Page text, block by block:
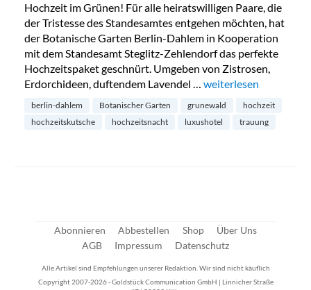
Hochzeit im Grünen! Für alle heiratswilligen Paare, die
der Tristesse des Standesamtes entgehen möchten, hat
der Botanische Garten Berlin-Dahlem in Kooperation
mit dem Standesamt Steglitz-Zehlendorf das perfekte
Hochzeitspaket geschnürt. Umgeben von Zistrosen,
Erdorchideen, duftendem Lavendel … „Ja-Wort im
weiterlesen
berlin-dahlem Botanischer Garten grunewald
hochzeit
hochzeitskutsche
hochzeitsnacht luxushotel trauung
Abonnieren Abbestellen Shop
Über Uns
AGB
Impressum Datenschutz
Alle Artikel sind Empfehlungen unserer Redaktion. Wir sind nicht käuflich
Copyright 2007-2026 - Goldstück Communication GmbH | Linnicher Straße